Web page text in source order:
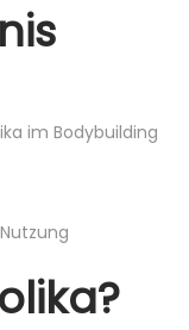
im Bodybuilding